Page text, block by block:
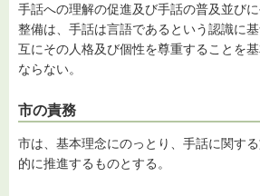
手話への理解の促進及び手話の普及並び
整備は、手話は言語であるという認識に
互にその人格及び個性を尊重することを
ならない。
市の責務
市は、基本理念にのっとり、手話に関す
的に推進するものとする。